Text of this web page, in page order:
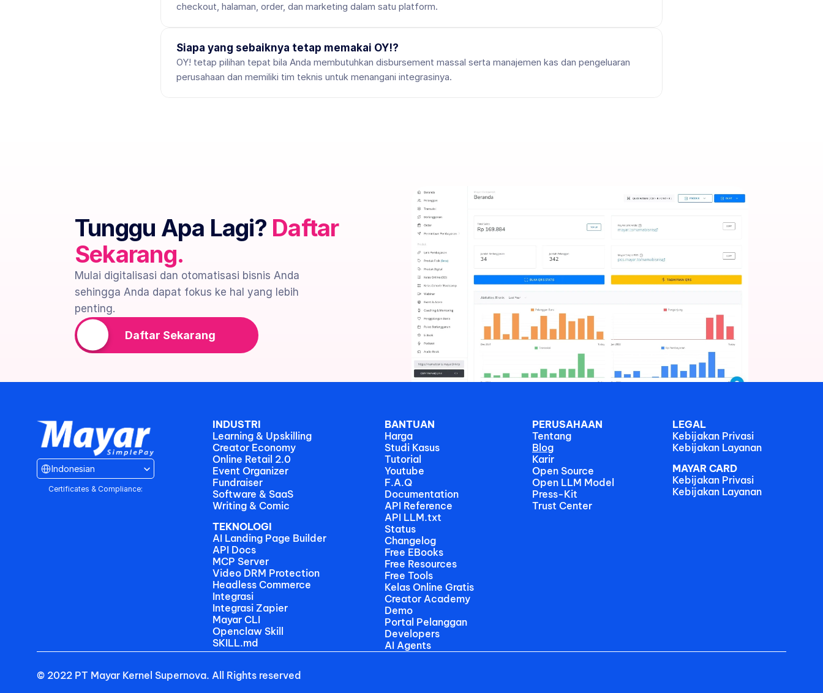
checkout, halaman, order, dan marketing dalam satu platform.
Siapa yang sebaiknya tetap memakai OY!?
OY! tetap pilihan tepat bila Anda membutuhkan disbursement massal serta manajemen kas dan pengeluaran
perusahaan dan memiliki tim teknis untuk menangani integrasinya.
Tunggu Apa Lagi? Daftar
Sekarang.
Mulai digitalisasi dan otomatisasi bisnis Anda
sehingga Anda dapat fokus ke hal yang lebih
penting.
Daftar Sekarang
Select Language
Indonesian
Certificates & Compliance:
INDUSTRI
Learning & Upskilling
Creator Economy
Online Retail 2.0
Event Organizer
Fundraiser
Software & SaaS
Writing & Comic
TEKNOLOGI
AI Landing Page Builder
API Docs
MCP Server
Video DRM Protection
Headless Commerce
Integrasi
Integrasi Zapier
Mayar CLI
Openclaw Skill
SKILL.md
BANTUAN
Harga
Studi Kasus
Tutorial
Youtube
F.A.Q
Documentation
API Reference
API LLM.txt
Status
Changelog
Free EBooks
Free Resources
Free Tools
Kelas Online Gratis
Creator Academy
Demo
Portal Pelanggan
Developers
AI Agents
PERUSAHAAN
Tentang
Blog
Karir
Open Source
Open LLM Model
Press-Kit
Trust Center
LEGAL
Kebijakan Privasi
Kebijakan Layanan
MAYAR CARD
Kebijakan Privasi
Kebijakan Layanan
© 2022 PT Mayar Kernel Supernova. All Rights reserved